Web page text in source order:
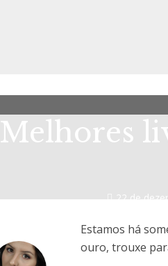
Melhores
22 de
Estamos há
ouro, trouxe